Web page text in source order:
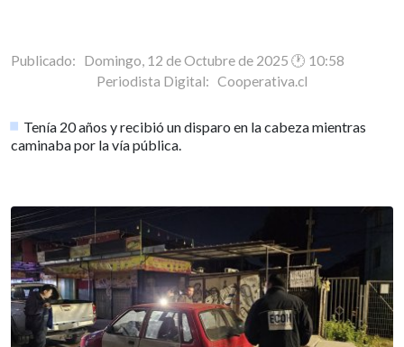
Publicado: Domingo, 12 de Octubre de 2025 🕐 10:58
Periodista Digital: Cooperativa.cl
Tenía 20 años y recibió un disparo en la cabeza mientras
caminaba por la vía pública.